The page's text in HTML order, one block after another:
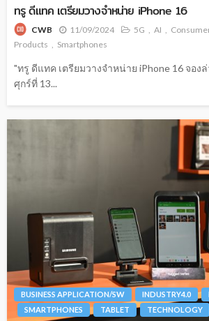
ทรู ดีแทค เตรียมวางจำหน่าย iPhone 16
CWB 11/09/2024 5G AI
Products
Smartphones
"ทรู ดีแทค เตรียมวางจำหน่าย iPhone 16 จอง
ศุกร์ที่ 13...
BUSINESS APPLICATION/SW INDUSTRY4.0
SMARTPHONES
TABLET TECHNOLOGY